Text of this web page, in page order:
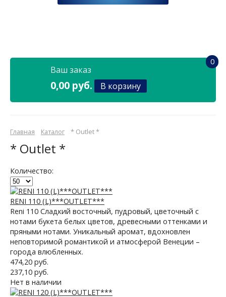
Ваш заказ
0,00 руб.
0
В корзину
Главная Каталог * Outlet *
* Outlet *
Количество:
RENI 110 (L)***OUTLET***
Reni 110 Сладкий восточный, пудровый, цветочный с
нотами букета белых цветов, древесными оттенками и
пряными нотами. Уникальный аромат, вдохновлен
неповторимой романтикой и атмосферой Венеции –
города влюбленных.
474,20 руб.
237,10 руб.
Нет в наличии